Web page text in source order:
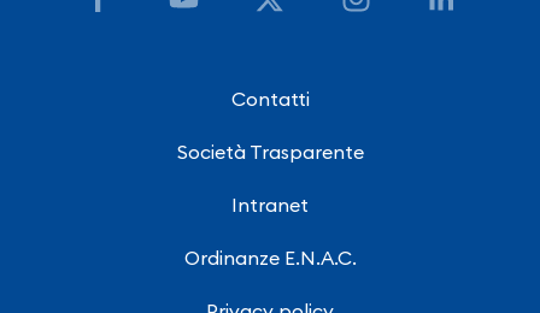
Contatti
Società Trasparente
Intranet
Ordinanze E.N.A.C.